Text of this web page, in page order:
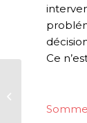
Ce
citoyennes